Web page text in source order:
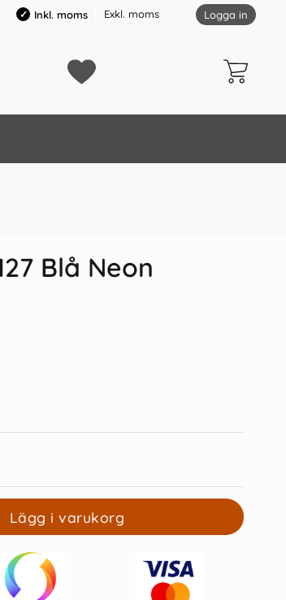
Inkl. moms Exkl. moms Logga in
grön Notisblock 51x51 Blå neon
29 kr/st
Köp
Blå Neon
Lägg i varukorg